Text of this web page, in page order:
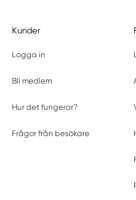
Kunder
Logga in
Bli medlem
Hur det fungerar?
Frågor från besökare